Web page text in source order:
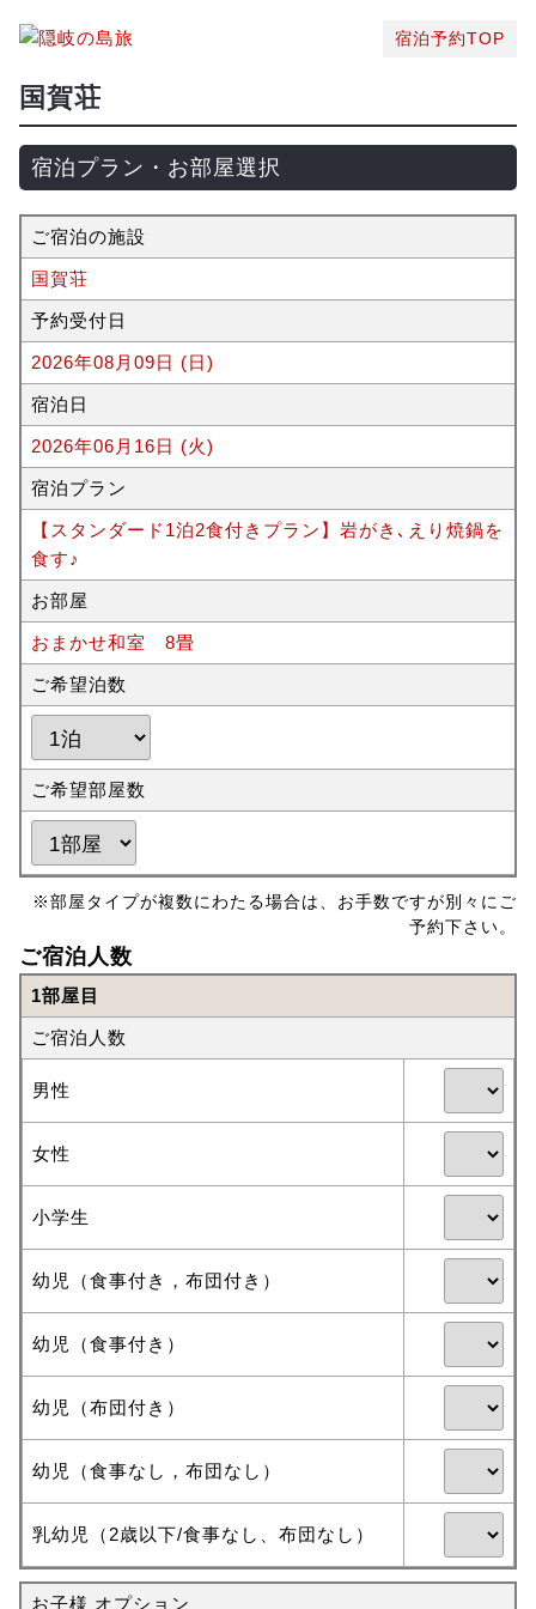
宿泊予約TOP
国賀荘
宿泊プラン・お部屋選択
ご宿泊の施設
国賀荘
予約受付日
2026年08月09日 (日)
宿泊日
2026年06月16日 (火)
宿泊プラン
【スタンダード1泊2食付きプラン】岩がき､えり焼鍋を
食す♪
お部屋
おまかせ和室 8畳
ご希望泊数
ご希望部屋数
※部屋タイプが複数にわたる場合は、お手数ですが別々にご
予約下さい。
ご宿泊人数
1部屋目
ご宿泊人数
男性
女性
小学生
幼児（食事付き，布団付き）
幼児（食事付き）
幼児（布団付き）
幼児（食事なし，布団なし）
乳幼児（2歳以下/食事なし、布団なし）
お子様 オプション